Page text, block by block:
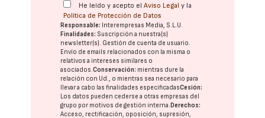
He leído y acepto elAviso Legal y la
Política de Protección de Datos
Responsable: Interempresas Media, S.L.U.
Finalidades: Suscripción a nuestra(s)
newsletter(s). Gestión de cuenta de usuario.
Envío de emails relacionados con la misma o
relativos a intereses similares o
asociados.Conservación: mientras dure la
relación con Ud., o mientras sea necesario para
llevar a cabo las finalidades especificadasCesión:
Los datos pueden cederse a otras empresas del
grupo por motivos de gestión interna.Derechos:
Acceso, rectificación, oposición, supresión,